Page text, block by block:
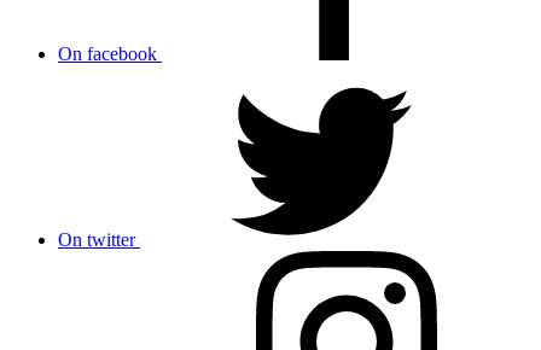
On facebook
On twitter